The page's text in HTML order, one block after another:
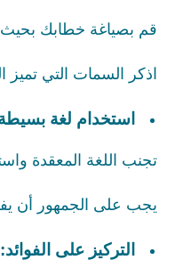
قم بصياغة خطابك بحيث
اذكر السمات التي
استخدام لغة
تجنب اللغة المعقدة
يجب على الجمهور أن
التركيز على الفوائد: